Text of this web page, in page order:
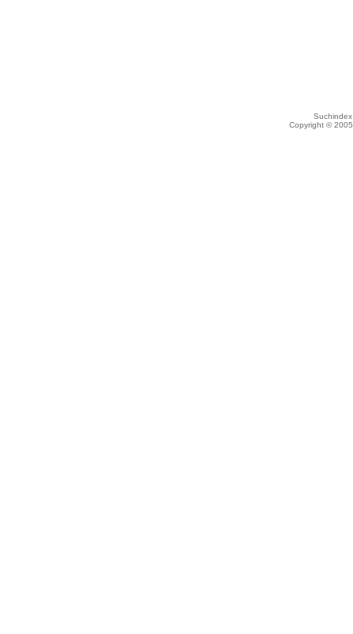
Copyright ©